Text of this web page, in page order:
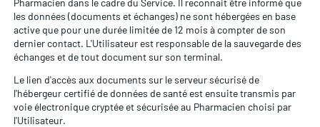
les données (documents et échanges) ne sont hébergées en base
active que pour une durée limitée de 12 mois à compter de son
dernier contact. L'Utilisateur est responsable de la sauvegarde des
échanges et de tout document sur son terminal.
Le lien d'accès aux documents sur le serveur sécurisé de
l'hébergeur certifié de données de santé est ensuite transmis par
voie électronique cryptée et sécurisée au Pharmacien choisi par
l'Utilisateur.